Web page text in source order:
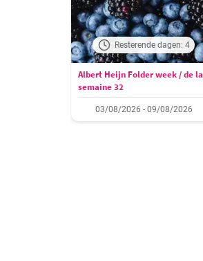
Resterende dagen: 4
Albert Heijn Folder week / de la
semaine 32
03/08/2026 - 09/08/2026